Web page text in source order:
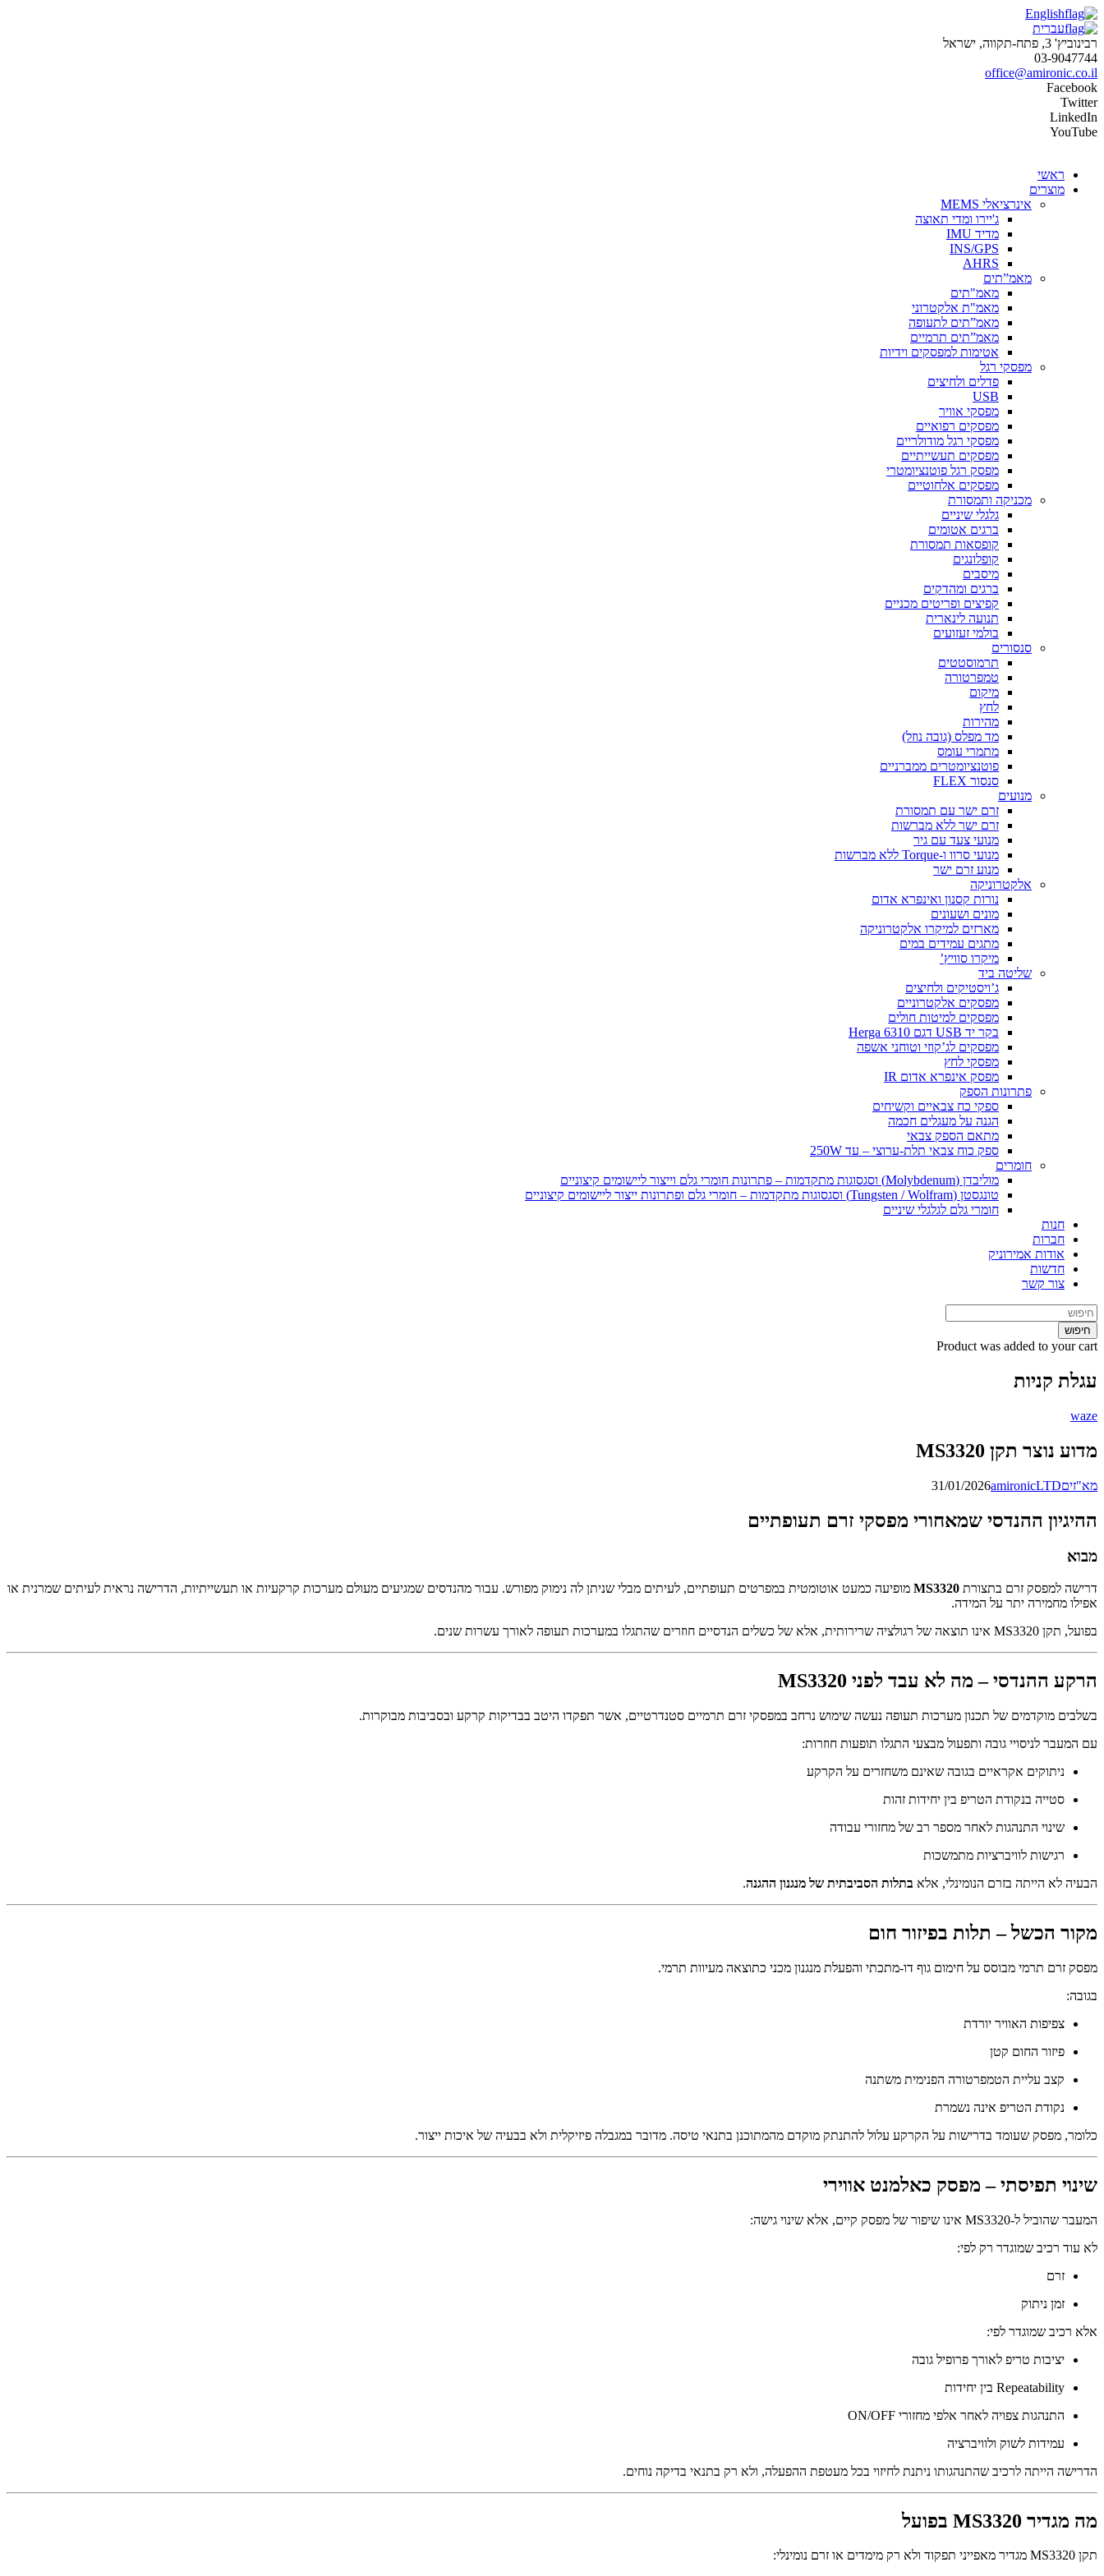
English
עברית
רבינוביץ' 3, פתח-תקווה, ישראל
03-9047744
office@amironic.co.il
Facebook
Twitter
LinkedIn
YouTube
ראשי
מוצרים
אינרציאלי MEMS
ג'יירו ומדי תאוצה
מדיד IMU
INS/GPS
AHRS
מאמ”תים
מאמ"תים
מאמ"ת אלקטרוני
מאמ”תים לתעופה
מאמ”תים תרמיים
אטימות למפסקים וידיות
מפסקי רגל
פדלים ולחיצים
USB
מפסקי אוויר
מפסקים רפואיים
מפסקי רגל מודולריים
מפסקים תעשייתיים
מפסק רגל פוטנציומטרי
מפסקים אלחוטיים
מכניקה ותמסורת
גלגלי שיניים
ברגים אטומים
קופסאות תמסורת
קופלונגים
מיסבים
ברגים ומהדקים
קפיצים ופריטים מכניים
תנועה לינארית
בולמי זעזועים
סנסורים
תרמוסטטים
טמפרטורה
מיקום
לחץ
מהירות
מד מפלס (גובה נוזל)
מתמרי עומס
פוטנציומטרים ממברניים
סנסור FLEX
מנועים
זרם ישר עם תמסורת
זרם ישר ללא מברשות
מנועי צעד עם גיר
מנועי סרוו ו-Torque ללא מברשות
מנוע זרם ישר
אלקטרוניקה
נורות קסנון ואינפרא אדום
מונים ושעונים
מארזים למיקרו אלקטרוניקה
מתגים עמידים במים
מיקרו סוויץ’
שליטה ביד
ג’ויסטיקים ולחיצים
מפסקים אלקטרוניים
מפסקים למיטות חולים
בקר יד USB דגם Herga 6310
מפסקים לג’קוזי וטוחני אשפה
מפסקי לחץ
מפסק אינפרא אדום IR
פתרונות הספק
ספקי כח צבאיים וקשיחים
הגנה על מעגלים חכמה
מתאם הספק צבאי
ספק כוח צבאי תלת-ערוצי – עד 250W
חומרים
מוליבדן (Molybdenum) וסגסוגות מתקדמות – פתרונות חומרי גלם וייצור ליישומים קיצוניים
טונגסטן (Tungsten / Wolfram) וסגסוגות מתקדמות – חומרי גלם ופתרונות ייצור ליישומים קיצוניים
חומרי גלם לגלגלי שיניים
חנות
חברות
אודות אמירוניק
חדשות
צור קשר
חיפוש
Product was added to your cart
עגלת קניות
waze
מדוע נוצר תקן MS3320
מא"זים 31/01/2026amironicLTD
ההיגיון ההנדסי שמאחורי מפסקי זרם תעופתיים
מבוא
דרישה למפסק זרם בתצורת MS3320 מופיעה כמעט אוטומטית במפרטים תעופתיים, לעיתים מבלי שניתן לה נימוק מפורש. עבור מהנדסים שמגיעים מעולם מערכות קרקעיות או תעשייתיות, הדרישה נראית לעיתים שמרנית או
אפילו מחמירה יתר על המידה.
בפועל, תקן MS3320 אינו תוצאה של רגולציה שרירותית, אלא של כשלים הנדסיים חוזרים שהתגלו במערכות תעופה לאורך עשרות שנים.
הרקע ההנדסי – מה לא עבד לפני MS3320
בשלבים מוקדמים של תכנון מערכות תעופה נעשה שימוש נרחב במפסקי זרם תרמיים סטנדרטיים, אשר תפקדו היטב בבדיקות קרקע ובסביבות מבוקרות.
עם המעבר לניסויי גובה ותפעול מבצעי התגלו תופעות חוזרות:
ניתוקים אקראיים בגובה שאינם משחזרים על הקרקע
סטייה בנקודת הטריפ בין יחידות זהות
שינוי התנהגות לאחר מספר רב של מחזורי עבודה
רגישות לוויברציות מתמשכות
הבעיה לא הייתה בזרם הנומינלי, אלא בתלות הסביבתית של מנגנון ההגנה.
מקור הכשל – תלות בפיזור חום
מפסק זרם תרמי מבוסס על חימום גוף דו-מתכתי והפעלת מנגנון מכני כתוצאה מעיוות תרמי.
בגובה:
צפיפות האוויר יורדת
פיזור החום קטן
קצב עליית הטמפרטורה הפנימית משתנה
נקודת הטריפ אינה נשמרת
כלומר, מפסק שעומד בדרישות על הקרקע עלול להתנתק מוקדם מהמתוכנן בתנאי טיסה. מדובר במגבלה פיזיקלית ולא בבעיה של איכות ייצור.
שינוי תפיסתי – מפסק כאלמנט אווירי
המעבר שהוביל ל-MS3320 אינו שיפור של מפסק קיים, אלא שינוי גישה:
לא עוד רכיב שמוגדר רק לפי:
זרם
זמן ניתוק
אלא רכיב שמוגדר לפי:
יציבות טריפ לאורך פרופיל גובה
Repeatability בין יחידות
התנהגות צפויה לאחר אלפי מחזורי ON/OFF
עמידות לשוק ולוויברציה
הדרישה הייתה לרכיב שהתנהגותו ניתנת לחיזוי בכל מעטפת ההפעלה, ולא רק בתנאי בדיקה נוחים.
מה מגדיר MS3320 בפועל
תקן MS3320 מגדיר מאפייני תפקוד ולא רק מימדים או זרם נומינלי: